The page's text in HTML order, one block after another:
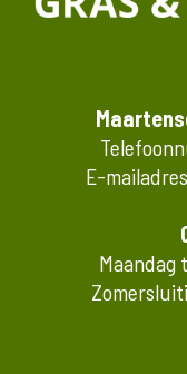
E-
Maandag